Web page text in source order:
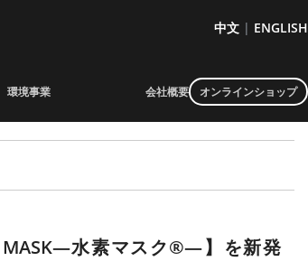
中文 | ENGLISH
環境事業 会社概要 オンラインショップ
MASK―水素マスク®―】を新発